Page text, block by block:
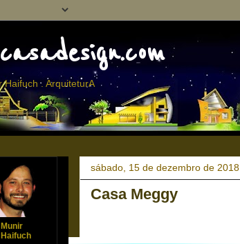
Haifuch . ArquiteturA
sábado, 15 de dezembro de 2018
Casa Meggy
Munir
Haifuch